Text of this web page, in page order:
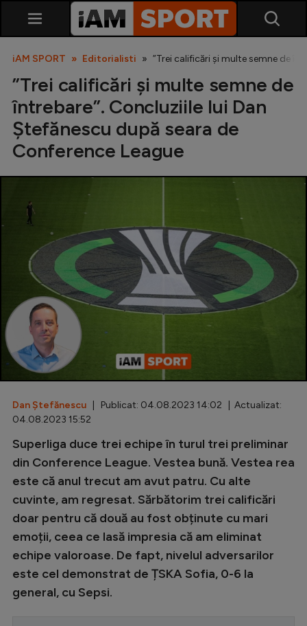
SuperLiga
Cupa României
Echipa Națională
U21
Fotbal feminin
Special
Diverse
Inedit
Clasamente
Champions League
Europa League
Conference League
CM 2026
Premier League
iAM SPORT Editorialisti ”Trei calificări și multe semne de
”Trei calificări și multe semne de
întrebare”. Concluziile lui Dan
Ștefănescu după seara de
Conference League
Dan Ștefănescu | Publicat: 04.08.2023 14:02 | Actualizat:
04.08.2023 15:52
Superliga duce trei echipe în turul trei preliminar
din Conference League. Vestea bună. Vestea rea
este că anul trecut am avut patru. Cu alte
cuvinte, am regresat. Sărbătorim trei calificări
doar pentru că două au fost obținute cu mari
emoții, ceea ce lasă impresia că am eliminat
echipe valoroase. De fapt, nivelul adversarilor
este cel demonstrat de ȚSKA Sofia, 0-6 la
general, cu Sepsi.